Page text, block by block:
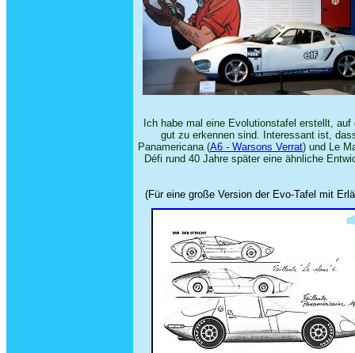
Ich habe mal eine Evolutionstafel erstellt,
gut zu erkennen sind. Interessant ist,
Panamericana (A6 - Warsons Verrat) und Le
Défi rund 40 Jahre später eine ähnliche
(Für eine große Version der Evo-Tafel mit